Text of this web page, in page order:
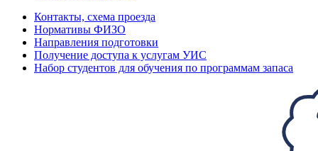
Контакты, схема проезда
Нормативы ФИЗО
Направления подготовки
Получение доступа к услугам УИС
Набор студентов для обучения по программам запаса